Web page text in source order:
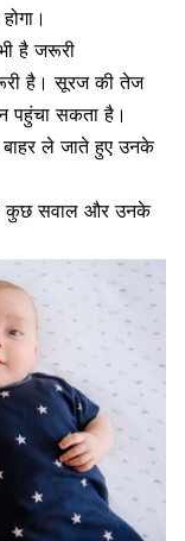
है जरूरी
है। सूरज की तेज
पहुंचा सकता है।
बाहर ले जाते हुए उनके
कुछ सवाल और उनके